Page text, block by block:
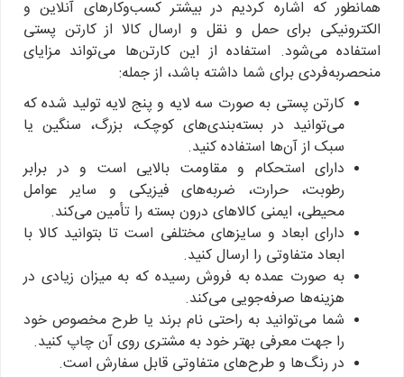
همانطور که اشاره کردیم در بیشتر کسب‌وکارهای آنلاین و
الکترونیکی برای حمل و نقل و ارسال کالا از کارتن پستی
استفاده می‌شود. استفاده از این کارتن‌ها می‌تواند مزایای
منحصربه‌فردی برای شما داشته باشد، از جمله:
کارتن پستی به صورت سه لایه و پنج لایه تولید شده که
می‌توانید در بسته‌بندی‌های کوچک، بزرگ، سنگین یا
سبک از آن‌ها استفاده کنید.
دارای استحکام و مقاومت بالایی است و در برابر
رطوبت، حرارت، ضربه‌های فیزیکی و سایر عوامل
محیطی، ایمنی کالاهای درون بسته را تأمین می‌کند.
دارای ابعاد و سایزهای مختلفی است تا بتوانید کالا با
ابعاد متفاوتی را ارسال کنید.
به صورت عمده به فروش رسیده که به میزان زیادی در
هزینه‌ها صرفه‌جویی می‌کند.
شما می‌توانید به راحتی نام برند یا طرح مخصوص خود
را جهت معرفی بهتر خود به مشتری روی آن چاپ کنید.
در رنگ‌ها و طرح‌های متفاوتی قابل سفارش است.